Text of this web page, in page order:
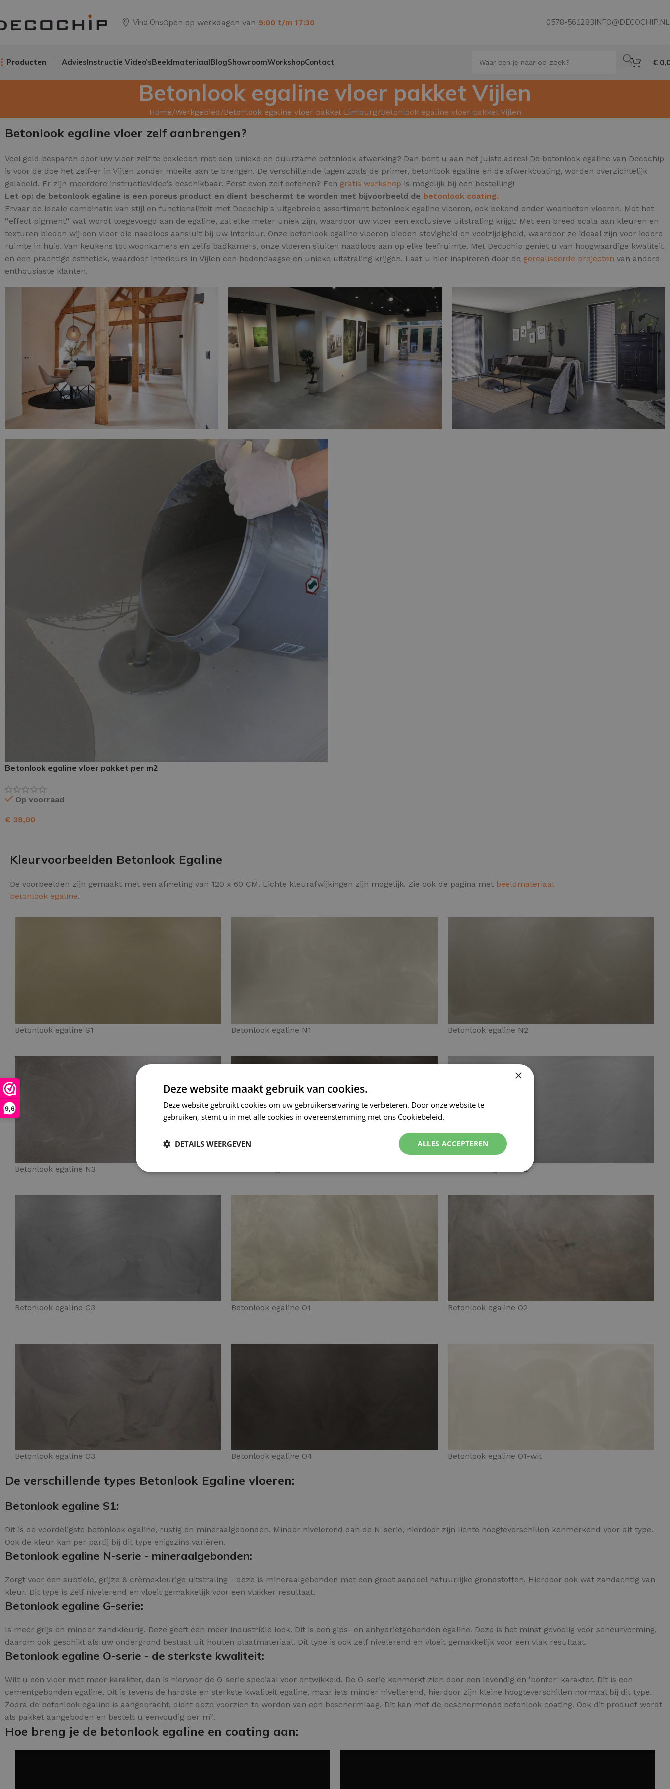
9,6
Vind OnsOpen op werkdagen van 9:00 t/m 17:30 0578-561283INFO@DECOCHIP.NL
Producten
Impregneer snel
Tegelprimer
Schraaplaag PU
EPOXY GIETVLOER
Gietvloer bedrijfsruimte
Gietvloer garage
Toplaag transparant
Toplaag anti-slip
Budget toplaag
Toplaag in kleur
AdviesInstructie Video’sBeeldmateriaalBlogShowroomWorkshopContact €
Betonlook egaline vloer pakket Vijlen
Home Werkgebied Betonlook egaline vloer pakket Limburg Betonlook egaline vloer pakket Vijlen
Betonlook egaline vloer zelf aanbrengen?
Veel geld besparen door uw vloer zelf te bekleden met een unieke en duurzame betonlook afwerking? Dan bent u aan het juiste adres! De betonlook egaline van Decochip
is voor de doe het zelf-er in Vijlen zonder moeite aan te brengen. De verschillende lagen zoals de primer, betonlook egaline en de afwerkcoating, worden overzichtelijk
gelabeld. Er zijn meerdere instructievideo's beschikbaar. Eerst even zelf oefenen? Een gratis workshop is mogelijk bij een bestelling!
Let op: de betonlook egaline is een poreus product en dient beschermt te worden met bijvoorbeeld de betonlook coating.
Ervaar de ideale combinatie van stijl en functionaliteit met Decochip's uitgebreide assortiment betonlook egaline vloeren, ook bekend onder woonbeton vloeren. Met het
''effect pigment'' wat wordt toegevoegd aan de egaline, zal elke meter uniek zijn, waardoor uw vloer een exclusieve uitstraling krijgt! Met een breed scala aan kleuren en
texturen bieden wij een vloer die naadloos aansluit bij uw interieur. Onze betonlook egaline vloeren bieden stevigheid en veelzijdigheid, waardoor ze ideaal zijn voor iedere
ruimte in huis. Van keukens tot woonkamers en zelfs badkamers, onze vloeren sluiten naadloos aan op elke leefruimte. Met Decochip geniet u van hoogwaardige kwaliteit
en een prachtige esthetiek, waardoor interieurs in Vijlen een hedendaagse en unieke uitstraling krijgen. Laat u hier inspireren door de gerealiseerde projecten van andere
enthousiaste klanten.
Betonlook egaline vloer pakket per m2
Op voorraad
€ 39,00
Kleurvoorbeelden Betonlook Egaline
De voorbeelden zijn gemaakt met een afmeting van 120 x 60 CM. Lichte kleurafwijkingen zijn mogelijk. Zie ook de pagina met beeldmateriaal
betonlook egaline.
Betonlook egaline S1 Betonlook egaline N1 Betonlook egaline N2
Betonlook egaline N3 Betonlook egaline G2
Betonlook egaline G3 Betonlook egaline O1 Betonlook egaline O2
Betonlook egaline O3 Betonlook egaline O4 Betonlook egaline O1-wit
De verschillende types Betonlook Egaline vloeren:
Betonlook egaline S1:
Dit is de voordeligste betonlook egaline, rustig en mineraalgebonden. Minder nivelerend dan de N-serie, hierdoor zijn lichte hoogteverschillen kenmerkend voor dit type.
Ook de kleur kan per partij bij dit type enigszins variëren.
Betonlook egaline N-serie - mineraalgebonden:
Zorgt voor een subtiele, grijze & crèmekleurige uitstraling - deze is mineraalgebonden met een groot aandeel natuurlijke grondstoffen. Hierdoor ook wat zandachtig van
kleur. Dit type is zelf nivelerend en vloeit gemakkelijk voor een vlakker resultaat.
Betonlook egaline G-serie:
Is meer grijs en minder zandkleurig. Deze geeft een meer industriële look. Dit is een gips- en anhydrietgebonden egaline. Deze is het minst gevoelig voor scheurvorming,
daarom ook geschikt als uw ondergrond bestaat uit houten plaatmateriaal. Dit type is ook zelf nivelerend en vloeit gemakkelijk voor een vlak resultaat.
Betonlook egaline O-serie - de sterkste kwaliteit:
Wilt u een vloer met meer karakter, dan is hiervoor de O-serie speciaal voor ontwikkeld. De O-serie kenmerkt zich door een levendig en 'bonter' karakter. Dit is een
cementgebonden egaline. Dit is tevens de hardste en sterkste kwaliteit egaline, maar iets minder nivellerend, hierdoor zijn kleine hoogteverschillen normaal bij dit type.
Zodra de betonlook egaline is aangebracht, dient deze voorzien te worden van een beschermlaag. Dit kan met de beschermende betonlook coating. Ook dit product wordt
als pakket aangeboden en bestelt u eenvoudig per m².
Hoe breng je de betonlook egaline en coating aan:
×
Deze website maakt gebruik van cookies.
Deze website gebruikt cookies om uw gebruikerservaring te verbeteren. Door onze website te
gebruiken, stemt u in met alle cookies in overeenstemming met ons Cookiebeleid.
ALLES ACCEPTEREN
DETAILS WEERGEVEN